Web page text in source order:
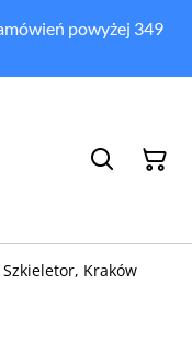
powyżej 349
Szkieletor, Kraków